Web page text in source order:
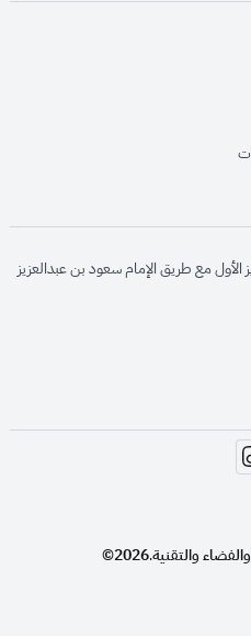
opens in new window
الأول مع طريق الإمام سعود بن عبدالعزيز
opens
opens in new
opens in new
والتقنية.
2026©